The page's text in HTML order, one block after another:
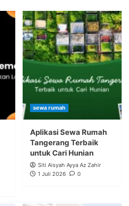
sewa rumah
Aplikasi Sewa Rumah
Tangerang Terbaik
untuk Cari Hunian
Siti Aisyah Ayya Az Zahir
1 Juli 2026
0